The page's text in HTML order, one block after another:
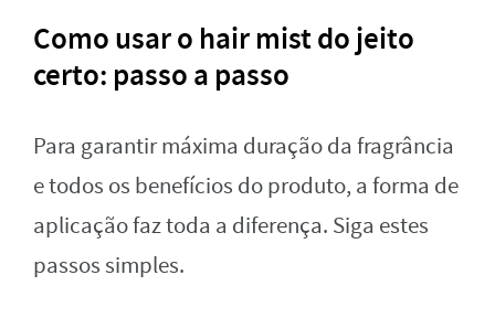
Como usar o hair mist do jeito
certo: passo a passo
Para garantir máxima duração da fragrância
e todos os benefícios do produto, a forma de
aplicação faz toda a diferença. Siga estes
passos simples.